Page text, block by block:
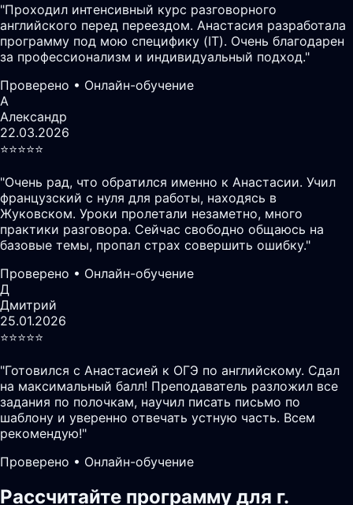
"Проходил интенсивный курс разговорного
английского перед переездом. Анастасия разработала
программу под мою специфику (IT). Очень благодарен
за профессионализм и индивидуальный подход."
Проверено • Онлайн-обучение
А
Александр
22.03.2026
⭐️⭐️⭐️⭐️⭐️
"Очень рад, что обратился именно к Анастасии. Учил
французский с нуля для работы, находясь в
Жуковском. Уроки пролетали незаметно, много
практики разговора. Сейчас свободно общаюсь на
базовые темы, пропал страх совершить ошибку."
Проверено • Онлайн-обучение
Д
Дмитрий
25.01.2026
⭐️⭐️⭐️⭐️⭐️
"Готовился с Анастасией к ОГЭ по английскому. Сдал
на максимальный балл! Преподаватель разложил все
задания по полочкам, научил писать письмо по
шаблону и уверенно отвечать устную часть. Всем
рекомендую!"
Проверено • Онлайн-обучение
Рассчитайте программу для г.